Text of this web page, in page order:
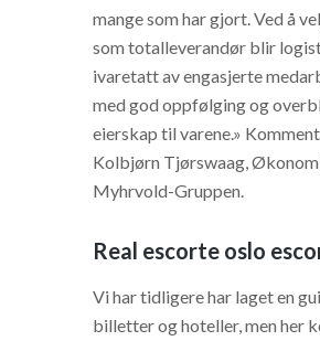
mange som har gjort. Ved å
som totalleverandør blir
ivaretatt av engasjerte
med god oppfølging og
eierskap til varene.»
Kolbjørn Tjørswaag,
Myhrvold-Gruppen.
Real escorte oslo
Vi har tidligere har laget en
billetter og hoteller, men her